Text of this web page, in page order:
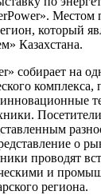
Местом
который
Казахстана.
собирает на
комплекса,
о
проводят
и
региона.